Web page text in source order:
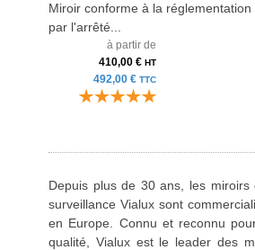
Miroir conforme à la
par l'arrêté...
à partir de
410,00 € HT
492,00 € TTC
Depuis plus de 30 ans, les miroirs
surveillance Vialux sont
en Europe. Connu et reconnu
qualité, Vialux est le leader des